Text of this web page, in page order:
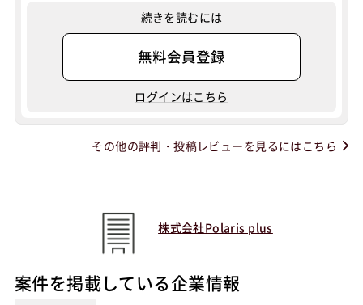
続きを読むには
無料会員登録
ログインはこちら
その他の評判・投稿レビューを見るにはこちら
株式会社Polaris plus
案件を掲載している企業情報